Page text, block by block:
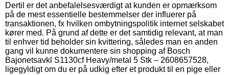
Dertil er det anbefalelsesværdigt at kunden er opmærksom
på de mest essentielle bestemmelser der influerer på
transaktionen, fx hvilken ombytningspolitik internet selskabet
kører med. På grund af dette er det samtidig relevant, at man
til enhver tid beholder sin kvittering, således man en anden
gang vil kunne dokumentere sin shopping af Bosch
Bajonetsavkl S1130cf Heavy/metal 5 Stk – 2608657528,
ligegyldigt om du er på udkig efter et produkt til en pige eller